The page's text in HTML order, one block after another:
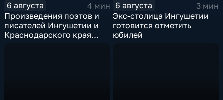
6 августа
4 мин
Произведения поэтов и
писателей Ингушетии и
Краснодарского края
6 августа
3 мин
Экс-столица Ингушетии
готовится отметить
юбилей